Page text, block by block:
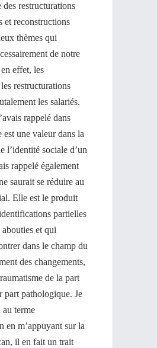
restructurations
et reconstructions
thèmes qui
de notre
effet, les
restructurations
les salariés.
rappelé dans
est une valeur dans la
l’identité sociale d’un
rappelé également
saurait se réduire au
Elle est le produit
partielles
et qui
dans le champ du
des changements,
de la part
part pathologique. Je
terme
en m’appuyant sur la
il en fait un trait